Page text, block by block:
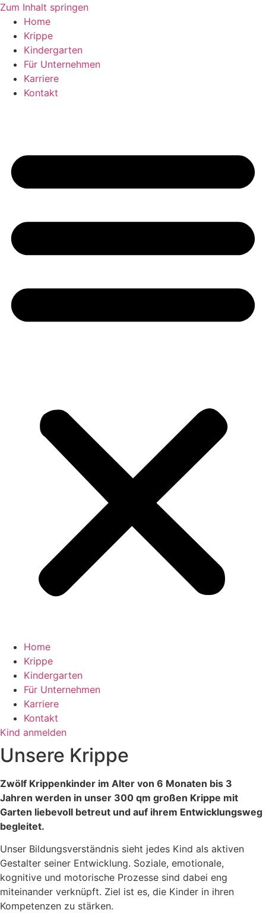
Zum Inhalt springen
Home
Krippe
Kindergarten
Für Unternehmen
Karriere
Kontakt
Home
Krippe
Kindergarten
Für Unternehmen
Karriere
Kontakt
Kind anmelden
Unsere Krippe
Zwölf Krippenkinder im Alter von 6 Monaten bis 3
Jahren werden in unser 300 qm großen Krippe mit
Garten liebevoll betreut und auf ihrem Entwicklungsweg
begleitet.
Unser Bildungsverständnis sieht jedes Kind als aktiven
Gestalter seiner Entwicklung. Soziale, emotionale,
kognitive und motorische Prozesse sind dabei eng
miteinander verknüpft. Ziel ist es, die Kinder in ihren
Kompetenzen zu stärken.